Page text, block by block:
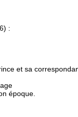
:
et sa
époque.